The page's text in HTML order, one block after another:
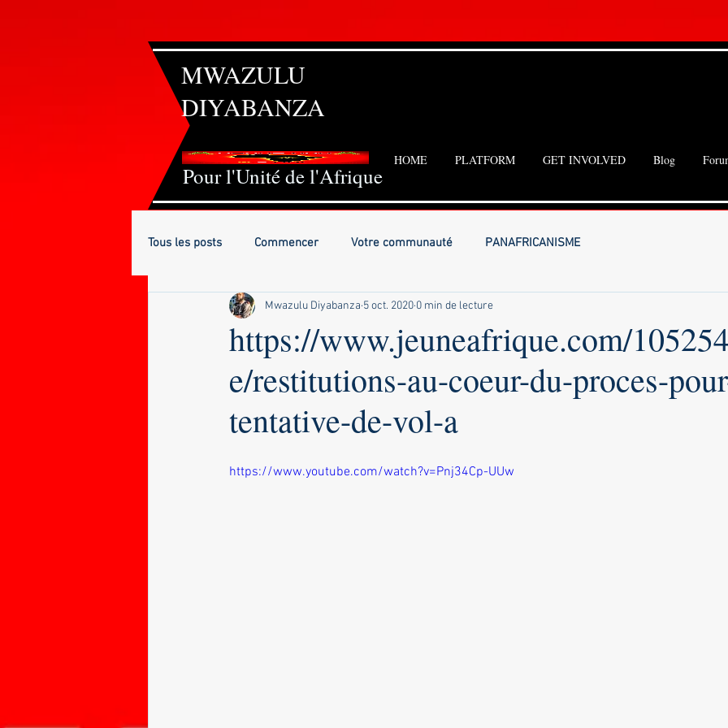
Pour l'Unité de l'Afrique
MWAZULU
DIYABANZA
HOME PLATFORM GET INVOLVED Blog
Tous les posts Commencer Votre communauté PANAFRICANISME
https://www.jeuneafrique.com/
e/restitutions-au-coeur-du-proces-
tentative-de-vol-a
Mwazulu Diyabanza 5 oct. 2020 0 min de lecture
https://www.youtube.com/watch?v=Pnj34Cp-UUw